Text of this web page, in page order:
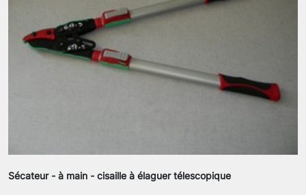
Sécateur - à main - cisaille à élaguer télescopique